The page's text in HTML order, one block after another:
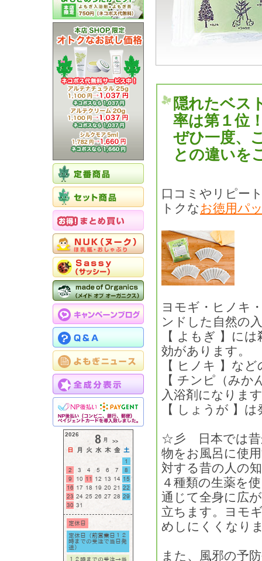
隠れたベス
率は第１位
ぜひ一度、
との違いを
口コミやリピー
トクなお徳用パ
ヨモギ・ヒノキ
ンドした自然の
【 よもぎ 】に
効があります。
【 ヒノキ 】な
【 チンピ（み
入浴剤になりま
【 しょうが 】
☆彡 日本では昔
物をお風呂に使
対する昔の人の
４種類の生薬を
通じて全身に広
立ちます。ヨモ
めしにくくなり
また、風邪の予